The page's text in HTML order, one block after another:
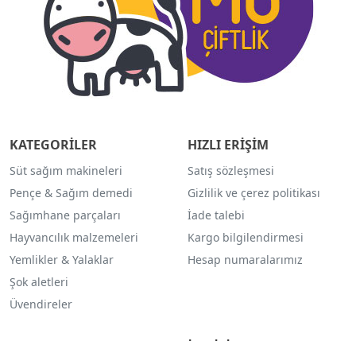
KATEGORİLER
Süt sağım makineleri
Pençe & Sağım demedi
Sağımhane parçaları
Hayvancılık malzemeleri
Yemlikler & Yalaklar
Şok aletleri
Üvendireler
HIZLI ERİŞİM
Satış sözleşmesi
Gizlilik ve çerez politikası
İade talebi
Kargo bilgilendirmesi
Hesap numaralarımız